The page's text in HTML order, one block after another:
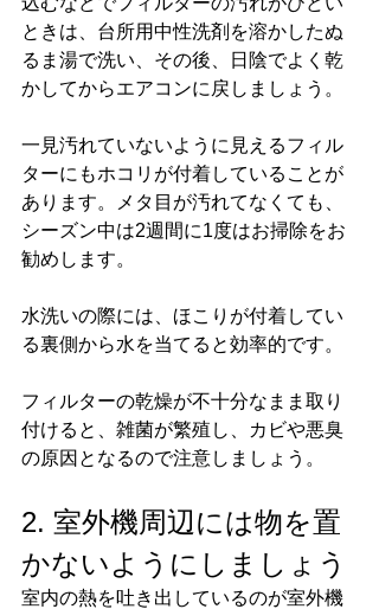
ときは、台所用中性洗剤を溶かしたぬ
るま湯で洗い、その後、日陰でよく乾
かしてからエアコンに戻しましょう。
一見汚れていないように見えるフィル
ターにもホコリが付着していることが
あります。メタ目が汚れてなくても、
シーズン中は2週間に1度はお掃除をお
勧めします。
水洗いの際には、ほこりが付着してい
る裏側から水を当てると効率的です。
フィルターの乾燥が不十分なまま取り
付けると、雑菌が繁殖し、カビや悪臭
の原因となるので注意しましょう。
2. 室外機周辺には物を置
かないようにしましょう
室内の熱を吐き出しているのが室外機